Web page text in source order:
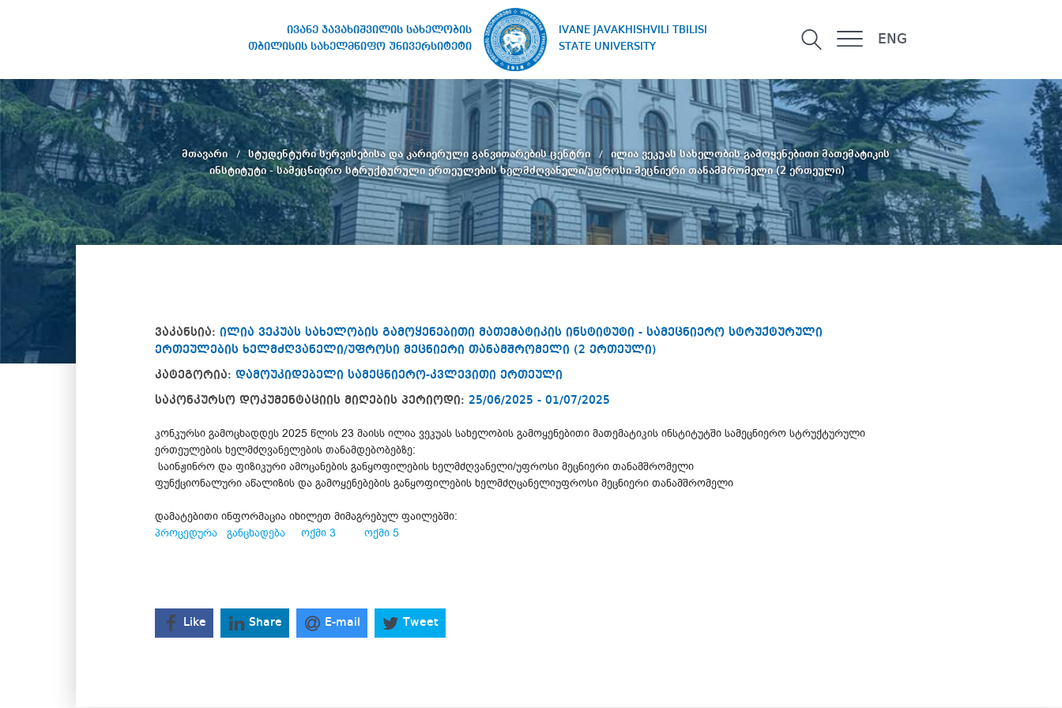
ივანე ჯავახიშვილის სახელობის
თბილისის სახელმწიფო უნივერსიტეტი
IVANE JAVAKHISHVILI TBILISI
STATE UNIVERSITY
ENG
სახელობის თბილისის
სახელმწიფო უნივერსიტეტი
მთავარი სტუდენტური სერვისებისა და კარიერული განვითარების ცენტრი
ილია ვეკუას სახელობის გამოყენებითი მათემატიკის
ინსტიტუტი - სამეცნიერო სტრუქტურული ერთეულების ხელმძღვანელი/უფროსი მეცნიერი თანამშრომელი (2 ერთეული)
ვაკანსია: ილია ვეკუას სახელობის გამოყენებითი მათემატიკის ინსტიტუტი - სამეცნიერო სტრუქტურული
ერთეულების ხელმძღვანელი/უფროსი მეცნიერი თანამშრომელი (2 ერთეული)
კატეგორია: დამოუკიდებელი სამეცნიერო-კვლევითი ერთეული
საკონკურსო დოკუმენტაციის მიღების პერიოდი: 25/06/2025 - 01/07/2025
კონკურსი გამოცხადდეს 2025 წლის 23 მაისს ილია ვეკუას სახელობის გამოყენებითი მათემატიკის ინსტიტუტში სამეცნიერო სტრუქტურული
ერთეულების ხელმძღვანელების თანამდებობებზე:
საინჟინრო და ფიზიკური ამოცანების განყოფილების ხელმძღვანელი/უფროსი მეცნიერი თანამშრომელი
ფუნქციონალური აწალიზის და გამოყენებების განყოფილების ხელმძღცანელიუფროსი მეცნიერი თანამშრომელი
დამატებითი ინფორმაცია იხილეთ მიმაგრებულ ფაილებში:
პროცედურა
განცხადება ოქმი 3 ოქმი 5
Like Share E-mail Tweet